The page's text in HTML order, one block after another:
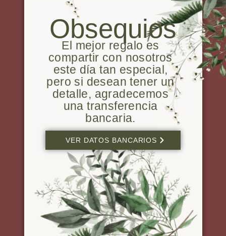
Obsequios
VER DATOS BANCARIOS
El mejor regalo es
compartir con nosotros
este día tan especial,
pero si desean tener un
detalle, agradecemos
una transferencia
bancaria.